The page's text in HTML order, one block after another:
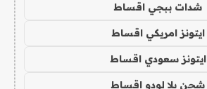
شدات ببجي اقساط
ايتونز امريكي اقساط
ايتونز سعودي اقساط
شحن يلا لودو اقساط